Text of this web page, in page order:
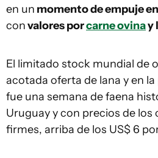
en un momento de empuje
convalores porcarne ovinay
El limitado stock mundial de
acotada oferta de lana y en
fue una semana de faena
Uruguay y con precios de los
firmes, arriba de los US$ 6